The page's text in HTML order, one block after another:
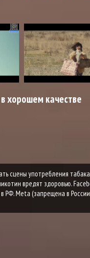
хорошем качестве
сцены употребления
вредят здоровью.
РФ. Meta (запрещена в